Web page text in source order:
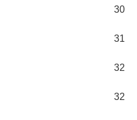
30
31
32
32